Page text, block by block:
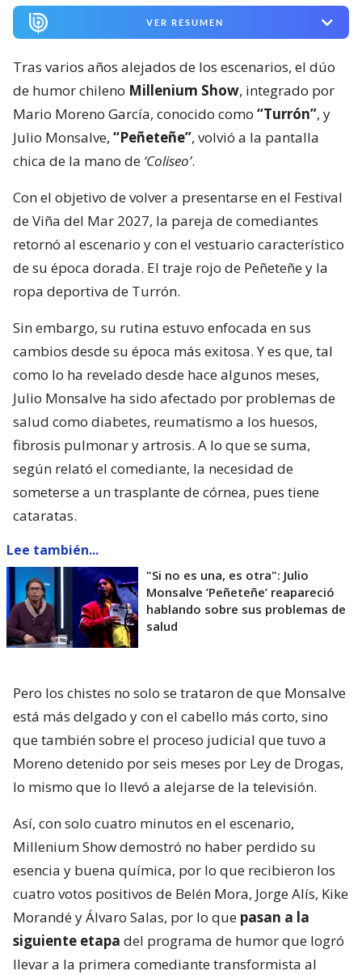
VER RESUMEN
Tras varios años alejados de los escenarios, el dúo
de humor chileno Millenium Show, integrado por
Mario Moreno García, conocido como “Turrón”, y
Julio Monsalve, “Peñeteñe”, volvió a la pantalla
chica de la mano de ‘Coliseo’.
Con el objetivo de volver a presentarse en el Festival
de Viña del Mar 2027, la pareja de comediantes
retornó al escenario y con el vestuario característico
de su época dorada. El traje rojo de Peñeteñe y la
ropa deportiva de Turrón.
Sin embargo, su rutina estuvo enfocada en sus
cambios desde su época más exitosa. Y es que, tal
como lo ha revelado desde hace algunos meses,
Julio Monsalve ha sido afectado por problemas de
salud como diabetes, reumatismo a los huesos,
fibrosis pulmonar y artrosis. A lo que se suma,
según relató el comediante, la necesidad de
someterse a un trasplante de córnea, pues tiene
cataratas.
Lee también...
"Si no es una, es otra": Julio
Monsalve ’Peñeteñe’ reapareció
hablando sobre sus problemas de
salud
Pero los chistes no solo se trataron de que Monsalve
está más delgado y con el cabello más corto, sino
que también sobre el proceso judicial que tuvo a
Moreno detenido por seis meses por Ley de Drogas,
lo mismo que lo llevó a alejarse de la televisión.
Así, con solo cuatro minutos en el escenario,
Millenium Show demostró no haber perdido su
esencia y buena química, por lo que recibieron los
cuatro votos positivos de Belén Mora, Jorge Alís, Kike
Morandé y Álvaro Salas, por lo que pasan a la
siguiente etapa del programa de humor que logró
llevar a la primera comediante transformista al